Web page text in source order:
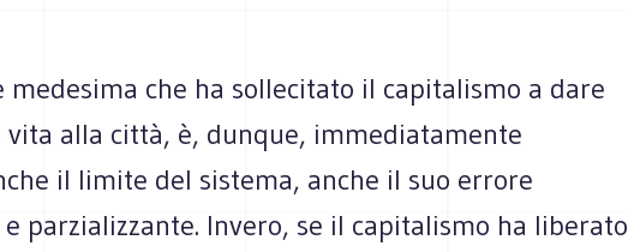
medesima che ha sollecitato il capitalismo a dare
vita alla città, è, dunque, immediatamente
il limite del sistema, anche il suo errore
parzializzante. Invero, se il capitalismo ha liberato